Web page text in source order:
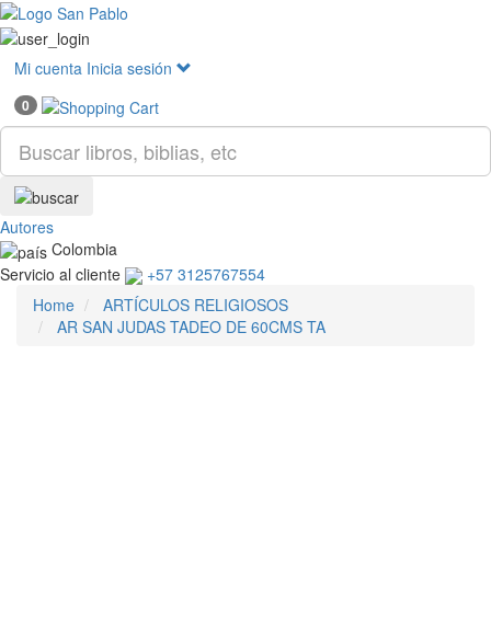
Mi cuenta Inicia sesión
0
Autores
Colombia
Servicio al cliente
+57 3125767554
Home
ARTÍCULOS RELIGIOSOS
AR SAN JUDAS TADEO DE 60CMS TA